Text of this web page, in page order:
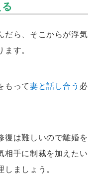
だら、そこからが浮気
す。
もって妻と話し合う 必
復は難しいので離婚を
相手に制裁を加えたい
ましょう。